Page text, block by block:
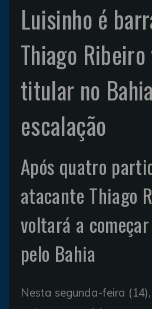
Luisinho é
Thiago
titular no
escalação
Após quatro
atacante Thiago
voltará a
pelo Bahia
Nesta segunda-feira